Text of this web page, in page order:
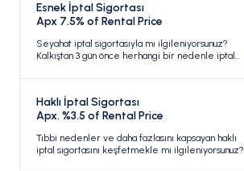
Esnek İptal Sigortası
Apx 7.5% of Rental Price
Seyahat iptal sigortasıyla mı ilgileniyorsunuz?
Kalkıştan 3 gün önce herhangi bir nedenle iptal
Haklı İptal Sigortası
Apx. %3.5 of Rental Price
Tıbbi nedenler ve daha fazlasını kapsayan haklı
iptal sigortasını keşfetmekle mi ilgileniyorsunuz?